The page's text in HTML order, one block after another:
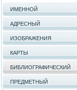
ИМЕННОЙ
АДРЕСНЫЙ
ИЗОБРАЖЕНИЯ
КАРТЫ
БИБЛИОГРАФИЧЕСКИЙ
ПРЕДМЕТНЫЙ